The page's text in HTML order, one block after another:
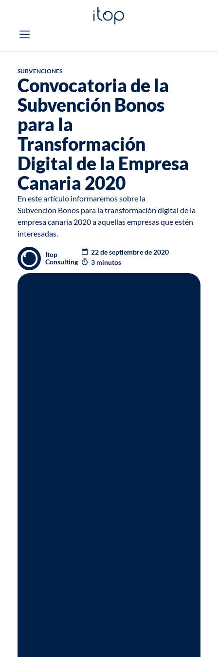
SUBVENCIONES
Convocatoria de la
Subvención Bonos
para la
Transformación
Digital de la Empresa
Canaria 2020
En este artículo informaremos sobre la
Subvención Bonos para la transformación digital de la
empresa canaria 2020 a aquellas empresas que estén
interesadas.
Itop
Consulting
22 de septiembre de 2020
3 minutos